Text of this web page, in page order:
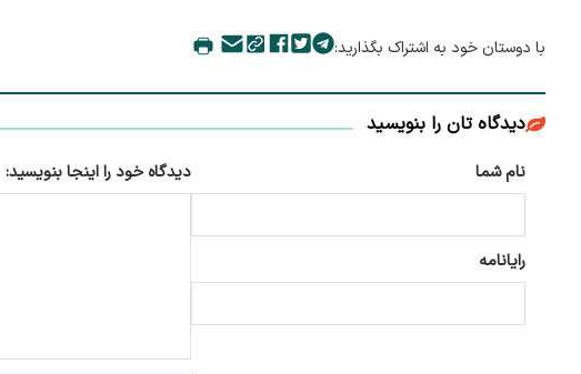
با دوستان خود به اشتراک بگذارید:
دیدگاه تان را بنویسید
نام شما
رایانامه
دیدگاه خود را اینجا بنویسید: